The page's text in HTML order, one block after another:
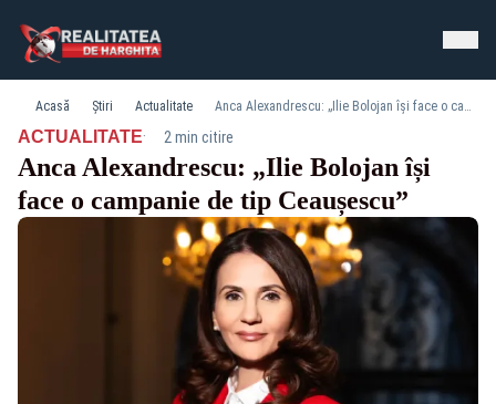
Acasă Știri Actualitate Anca Alexandrescu: „Ilie Bolojan își face o campanie de tip Ceaușescu”
ACTUALITATE· 2 min citire
Anca Alexandrescu: „Ilie Bolojan își
face o campanie de tip Ceaușescu”